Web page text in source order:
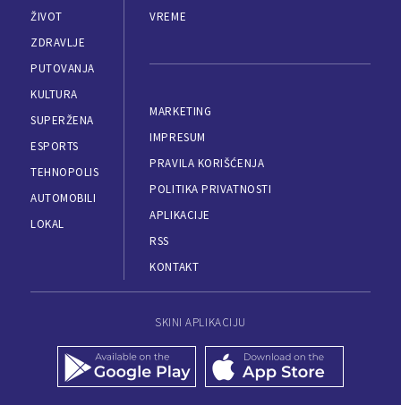
ŽIVOT
ZDRAVLJE
PUTOVANJA
KULTURA
SUPERŽENA
ESPORTS
TEHNOPOLIS
AUTOMOBILI
LOKAL
VREME
MARKETING
IMPRESUM
PRAVILA KORIŠĆENJA
POLITIKA PRIVATNOSTI
APLIKACIJE
RSS
KONTAKT
SKINI APLIKACIJU